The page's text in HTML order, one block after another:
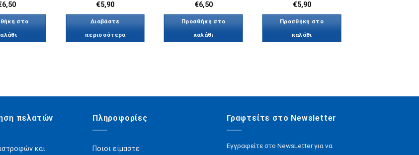
6,50
στο
€5,90
Διαβάστε
περισσότερα
€6,50
Προσθήκη στο
καλάθι
€5,90
Προσθήκη στο
καλάθι
πελατών
και
Πληροφορίες
Ποιοι είμαστε
Γραφτείτε στο Newsletter
Εγγραφείτε στο NewsLetter για να